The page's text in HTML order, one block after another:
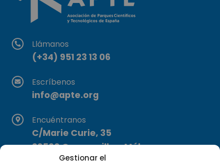
Gestionar el
Llámanos
(+34) 951 23 13 06
Escríbenos
info@apte.org
Encuéntranos
C/Marie Curie, 35
29590 Campanillas, Málaga